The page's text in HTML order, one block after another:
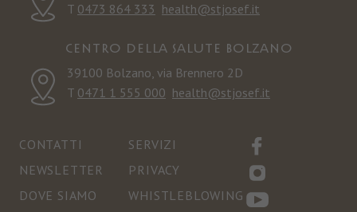
T 0473 864 333 health@stjosef.it
Centro della salute Bolzano
39100 Bolzano, via Brennero 2D
T 0471 1 555 000 health@stjosef.it
CONTATTI
NEWSLETTER
DOVE SIAMO
SERVIZI
PRIVACY
WHISTLEBLOWING